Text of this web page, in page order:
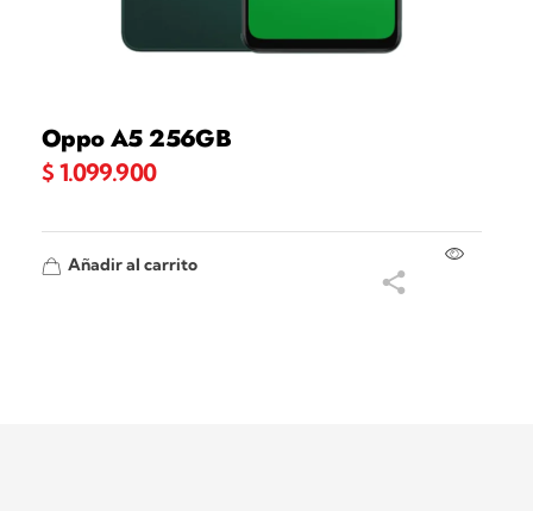
Oppo A5 256GB
$ 1.099.900
Añadir al carrito